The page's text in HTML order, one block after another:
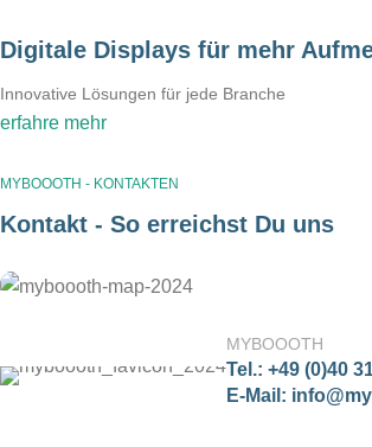
Digitale Displays für mehr
Innovative Lösungen für jede Branche
erfahre mehr
MYBOOOTH - KONTAKTEN
Kontakt - So erreichst Du uns
MYBOOOTH
Tel.: +49 (0)40
E-Mail: